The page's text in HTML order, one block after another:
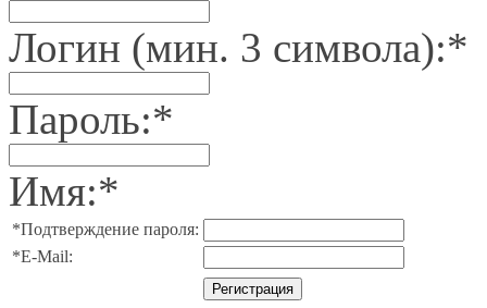
Логин (мин. 3 символа):*
Пароль:*
Имя:*
*Подтверждение пароля:
*E-Mail: